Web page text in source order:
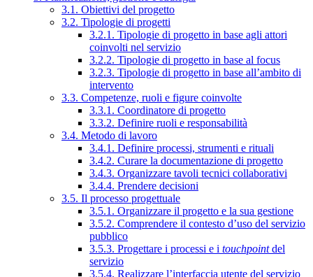
3.1. Obiettivi del progetto
3.2. Tipologie di progetti
3.2.1. Tipologie di progetto in base agli attori
coinvolti nel servizio
3.2.2. Tipologie di progetto in base al focus
3.2.3. Tipologie di progetto in base all’ambito di
intervento
3.3. Competenze, ruoli e figure coinvolte
3.3.1. Coordinatore di progetto
3.3.2. Definire ruoli e responsabilità
3.4. Metodo di lavoro
3.4.1. Definire processi, strumenti e rituali
3.4.2. Curare la documentazione di progetto
3.4.3. Organizzare tavoli tecnici collaborativi
3.4.4. Prendere decisioni
3.5. Il processo progettuale
3.5.1. Organizzare il progetto e la sua gestione
3.5.2. Comprendere il contesto d’uso del servizio
pubblico
3.5.3. Progettare i processi e i touchpointdel
servizio
3.5.4. Realizzare l’interfaccia utente del servizio